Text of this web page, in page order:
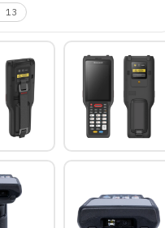
13